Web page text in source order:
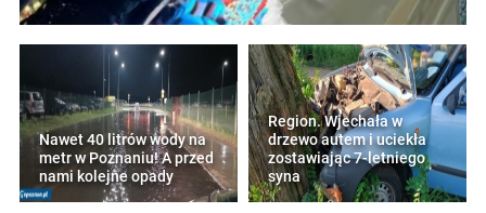
Nawet 40 litrów wody na
metr w Poznaniu! A przed
nami kolejne opady
Region. Wjechała w
drzewo autem i uciekła
zostawiając 7-letniego
syna